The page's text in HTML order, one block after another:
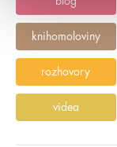
knihomoloviny
rozhovory
videa